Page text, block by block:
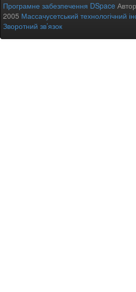
Програмне забезпечення DSpace
2005 Массачусетський технологічний
Зворотний зв’язок